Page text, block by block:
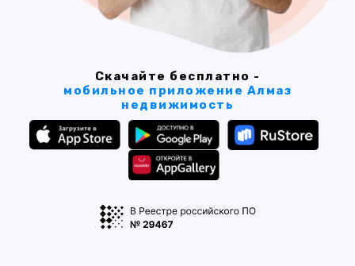
Скачайте бесплатно -
мобильное приложение Алмаз
недвижимость